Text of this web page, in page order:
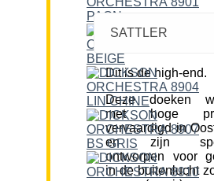
SATTLER
Dit is de high-end.
Deze doeken
met hoge
vervaardigd in
en zijn
ontworpen voor
in de buitenlucht